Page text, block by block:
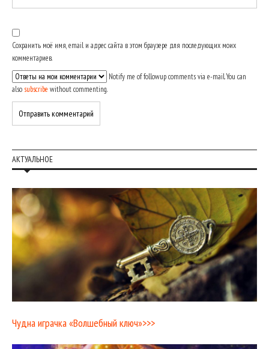
Сохранить моё имя, email и адрес сайта в этом браузере для последующих моих
комментариев.
Notify me of followup comments via e-mail. You can
also subscribe without commenting.
АКТУАЛЬНОЕ
Чудна играчка «Волшебный ключ»>>>